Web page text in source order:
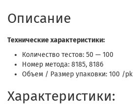
Описание
Технические характеристики:
Количество тестов: 50 — 100
Номер метода: 8185, 8186
Объем / Размер упаковки: 100 /pk
Характеристики: